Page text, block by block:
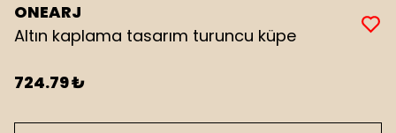
ONEARJ
Altın kaplama tasarım turuncu küpe
724.79 ₺